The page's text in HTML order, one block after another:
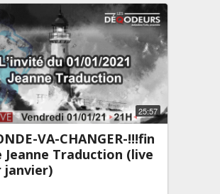
25:57
VA-CHANGER-!!!fin
Jeanne Traduction (live
janvier)